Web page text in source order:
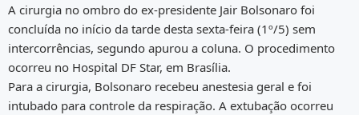
A cirurgia no ombro do ex-presidente Jair Bolsonaro foi
concluída no início da tarde desta sexta-feira (1º/5) sem
intercorrências, segundo apurou a coluna. O procedimento
ocorreu no Hospital DF Star, em Brasília.
Para a cirurgia, Bolsonaro recebeu anestesia geral e foi
intubado para controle da respiração. A extubação ocorreu